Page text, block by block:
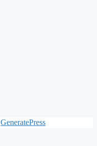
GeneratePress